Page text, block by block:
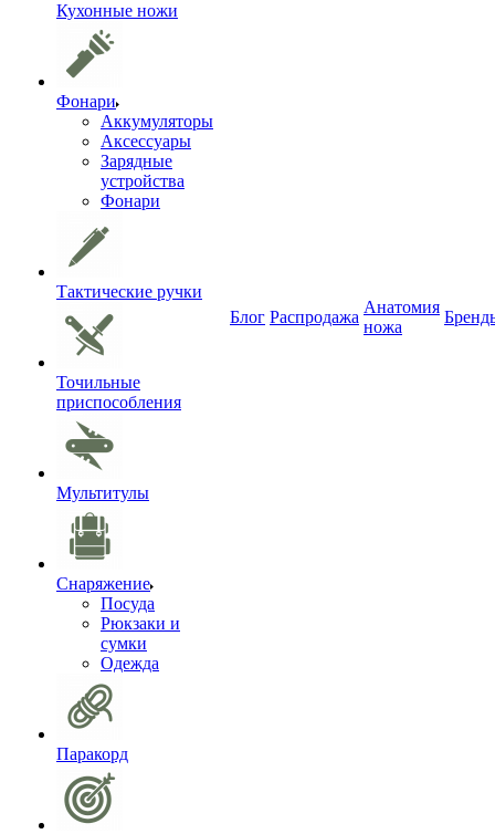
Кухонные ножи
Фонари
Аккумуляторы
Аксессуары
Зарядные
устройства
Фонари
Тактические ручки
Точильные
приспособления
Мультитулы
Снаряжение
Посуда
Рюкзаки и
сумки
Одежда
Паракорд
Блог Распродажа
Анатомия
ножа